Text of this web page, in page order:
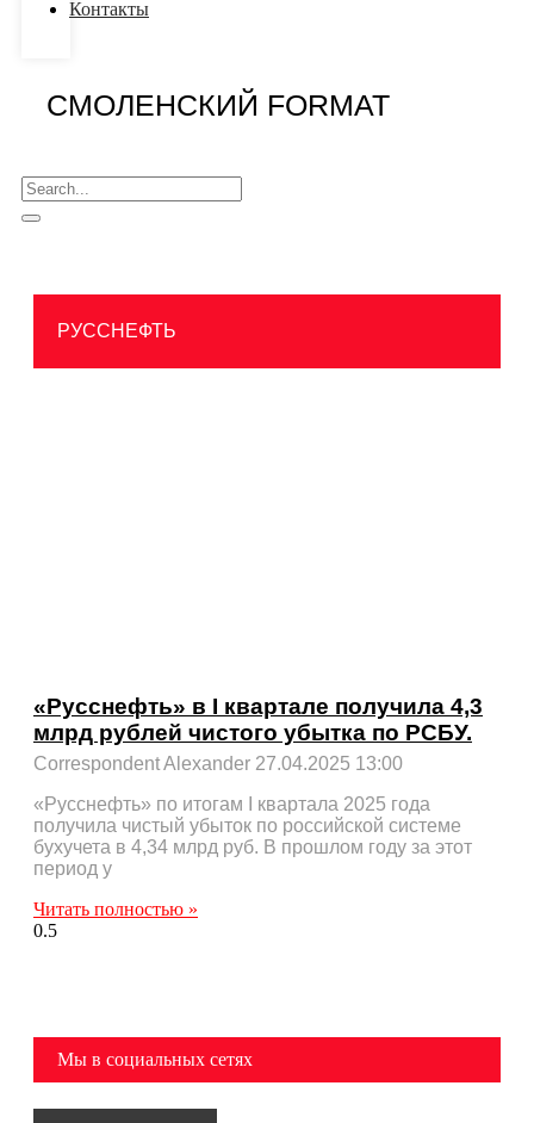
Контакты
СМОЛЕНСКИЙ FORMAT
РУССНЕФТЬ
«Русснефть» в I квартале получила 4,3
млрд рублей чистого убытка по РСБУ.
Correspondent Alexander 27.04.2025 13:00
«Русснефть» по итогам I квартала 2025 года
получила чистый убыток по российской системе
бухучета в 4,34 млрд руб. В прошлом году за этот
период у
Читать полностью »
Мы в социальных сетях